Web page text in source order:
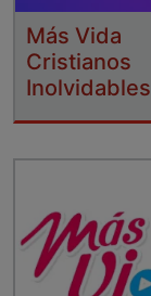
Más Vida
Cristianos
Inolvidables